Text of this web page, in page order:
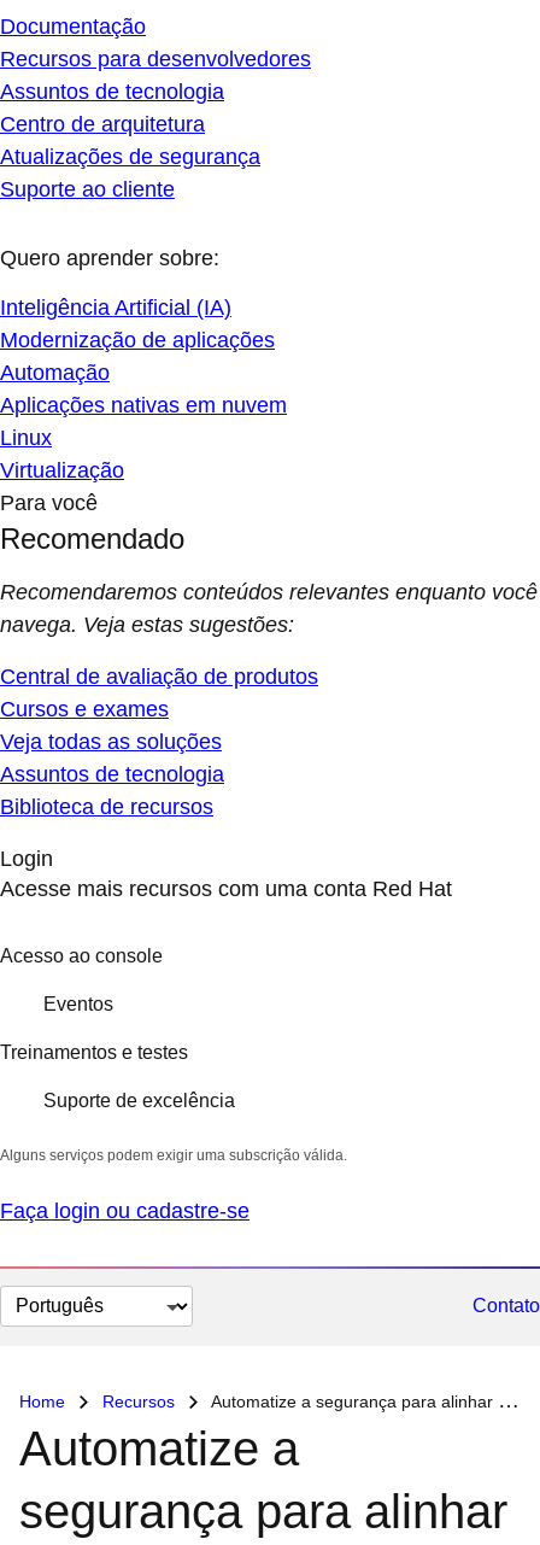
Documentação
Recursos para desenvolvedores
Assuntos de tecnologia
Centro de arquitetura
Atualizações de segurança
Suporte ao cliente
Quero aprender sobre:
Inteligência Artificial (IA)
Modernização de aplicações
Automação
Aplicações nativas em nuvem
Linux
Virtualização
Para você
Recomendado
Recomendaremos conteúdos relevantes enquanto você
navega. Veja estas sugestões:
Central de avaliação de produtos
Cursos e exames
Veja todas as soluções
Assuntos de tecnologia
Biblioteca de recursos
Login
Acesse mais recursos com uma conta Red Hat
Acesso ao console
Eventos
Treinamentos e testes
Suporte de excelência
Alguns serviços podem exigir uma subscrição válida.
Faça login ou cadastre-se
Selecionar
idioma
Contato
Home Recursos Automatize a segurança para alinhar a TI empresarial
Automatize a
segurança para alinhar